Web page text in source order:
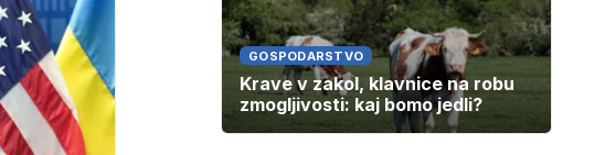
GOSPODARSTVO
Krave v zakol, klavnice na robu
zmogljivosti: kaj bomo jedli?